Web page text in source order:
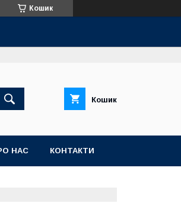
Кошик
Кошик
НАС КОНТАКТИ